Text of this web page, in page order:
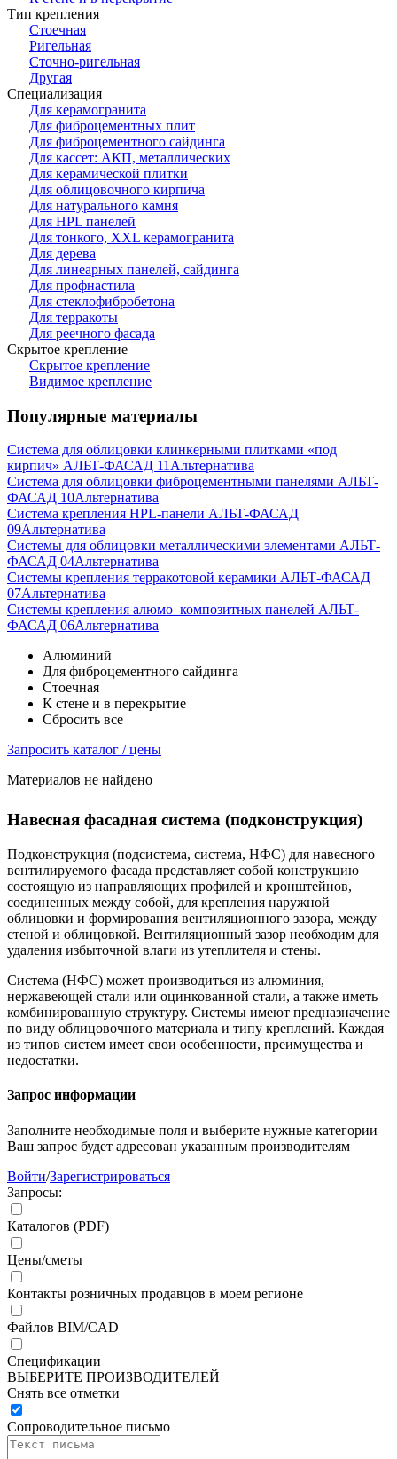
Тип крепления
Стоечная
Ригельная
Сточно-ригельная
Другая
Специализация
Для керамогранита
Для фиброцементных плит
Для фиброцементного сайдинга
Для кассет: АКП, металлических
Для керамической плитки
Для облицовочного кирпича
Для натурального камня
Для HPL панелей
Для тонкого, XXL керамогранита
Для дерева
Для линеарных панелей, сайдинга
Для профнастила
Для стеклофибробетона
Для терракоты
Для реечного фасада
Скрытое крепление
Скрытое крепление
Видимое крепление
Популярные материалы
Система для облицовки клинкерными плитками «под
кирпич» АЛЬТ-ФАСАД 11 Альтернатива
Система для облицовки фиброцементными панелями АЛЬТ-
ФАСАД 10Альтернатива
Система крепления HPL-панели АЛЬТ-ФАСАД
09Альтернатива
Системы для облицовки металлическими элементами АЛЬТ-
ФАСАД 04Альтернатива
Системы крепления терракотовой керамики АЛЬТ-ФАСАД
07Альтернатива
Cистемы крепления алюмо–композитных панелей АЛЬТ-
ФАСАД 06Альтернатива
Алюминий
Для фиброцементного сайдинга
Стоечная
К стене и в перекрытие
Сбросить все
Запросить каталог / цены
Материалов не найдено
Навесная фасадная система (подконструкция)
Подконструкция (подсистема, система, НФС) для навесного
вентилируемого фасада представляет собой конструкцию
состоящую из направляющих профилей и кронштейнов,
соединенных между собой, для крепления наружной
облицовки и формирования вентиляционного зазора, между
стеной и облицовкой. Вентиляционный зазор необходим для
удаления избыточной влаги из утеплителя и стены.
Система (НФС) может производиться из алюминия,
нержавеющей стали или оцинкованной стали, а также иметь
комбинированную структуру. Системы имеют предназначение
по виду облицовочного материала и типу креплений. Каждая
из типов систем имеет свои особенности, преимущества и
недостатки.
Запрос информации
Заполните необходимые поля и выберите нужные категории
Ваш запрос будет адресован указанным производителям
Войти/Зарегистрироваться
Запросы:
Каталогов (PDF)
Цены/сметы
Контакты розничных продавцов в моем регионе
Файлов BIM/CAD
Спецификации
ВЫБЕРИТЕ ПРОИЗВОДИТЕЛЕЙ
Снять все отметки
Сопроводительное письмо